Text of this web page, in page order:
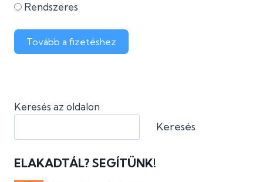
Rendszeres
Tovább a fizetéshez
Keresés az oldalon
Keresés
ELAKADTÁL? SEGÍTÜNK!